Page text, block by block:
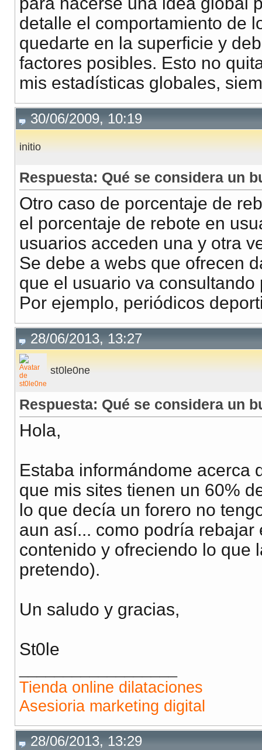
detalle el comportamiento de
quedarte en la superficie y
factores posibles. Esto no
mis estadísticas globales,
30/06/2009, 10:19
initio
Respuesta: Qué se considera un
Otro caso de porcentaje de
el porcentaje de rebote en
usuarios acceden una y otra
Se debe a webs que ofrecen
que el usuario va
Por ejemplo, periódicos
28/06/2013, 13:27
st0le0ne
Respuesta: Qué se considera un
Hola,
Estaba informándome acerca
que mis sites tienen un 60%
lo que decía un forero no
aun así... como podría
contenido y ofreciendo lo que
pretendo).
Un saludo y gracias,
St0le
Tienda online dilataciones
Asesioria marketing digital
28/06/2013, 13:29